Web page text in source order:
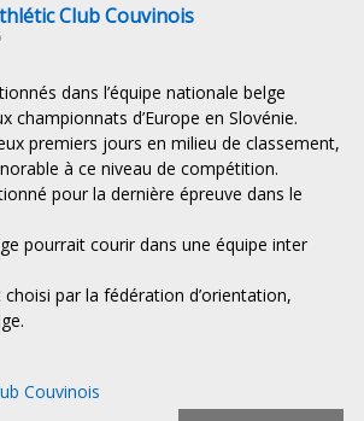
Club Couvinois
dans l’équipe nationale belge
championnats d’Europe en Slovénie.
premiers jours en milieu de classement,
à ce niveau de compétition.
pour la dernière épreuve dans le
pourrait courir dans une équipe inter
choisi par la fédération d’orientation,